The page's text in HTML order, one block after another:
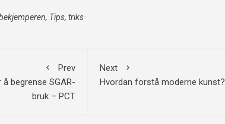
, Tips, triks
Prev
begrense SGAR-
bruk – PCT
Next
Hvordan forstå moderne kunst?